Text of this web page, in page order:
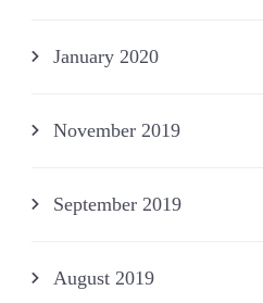
January 2020
November 2019
September 2019
August 2019